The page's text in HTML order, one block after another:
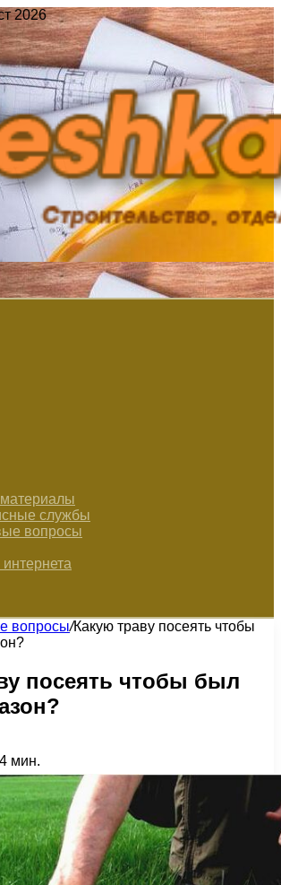
2026
службы
вопросы
вопросы/Какую траву посеять чтобы
посеять чтобы был
мин.